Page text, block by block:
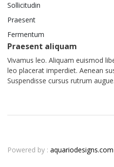
Sollicitudin
Praesent
Fermentum
Praesent aliquam
Vivamus leo. Aliquam euismod
leo placerat imperdiet. Aenean
Suspendisse cursus rutrum augue.
Powered by : aquariodesigns.com